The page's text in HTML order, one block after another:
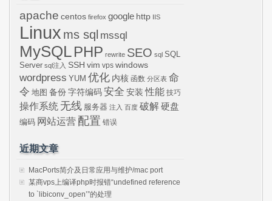
apache centos firefox google http IIS
Linux ms sql mssql
MySQLPHP rewrite SEO sql SQL
Server sql注入 SSH vim vps windows
wordpress YUM 优化 内核 函数 分区表 命
令 地图 备份 字符编码 安全 安装 性能 技巧
操作系统 无线 服务器 注入 百度 破解硬盘
编码 网站运营 配置 错误
近期文章
MacPorts简介及日常应用与维护/mac port
某商vps上编译php时报错“undefined reference
to `libiconv_open’”的处理